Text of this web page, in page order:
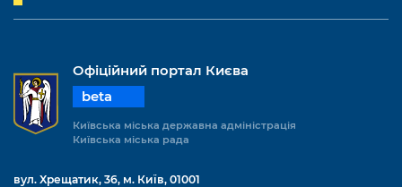
Офіційний портал Києва
beta
Київська міська державна адміністрація
Київська міська рада
вул. Хрещатик, 36, м. Київ, 01001